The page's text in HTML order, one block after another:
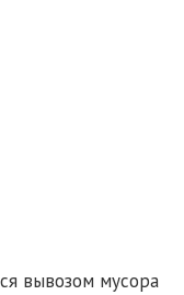
вывозом мусора